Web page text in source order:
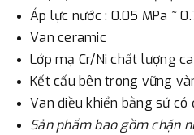
Áp lực nước : 0.05 MPa ~
Van ceramic
Lớp mạ Cr/Ni chất lượng
Kết cấu bên trong vững
Van điều khiển bằng sứ có
Sản phẩm bao gồm chặn